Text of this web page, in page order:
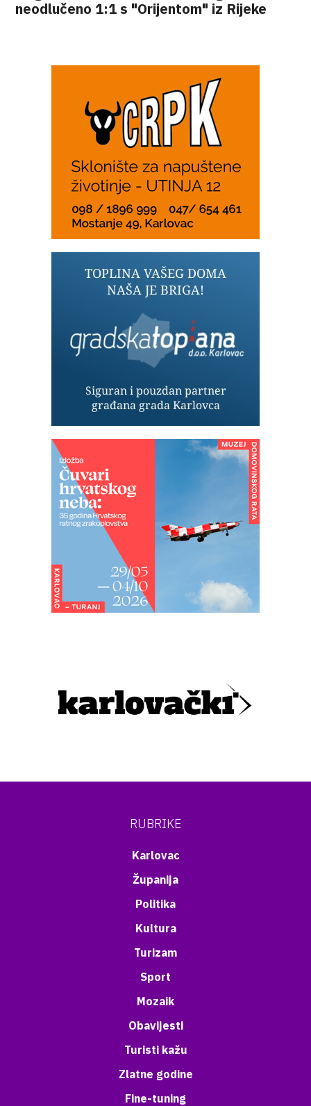
neodlučeno 1:1 s "Orijentom" iz Rijeke
RUBRIKE
Karlovac
Županija
Politika
Kultura
Turizam
Sport
Mozaik
Obavijesti
Turisti kažu
Zlatne godine
Fine-tuning